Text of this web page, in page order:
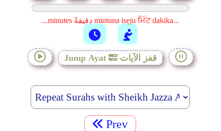
...minutes دقيقةً mintuna isẹju ਮਿੰਟ dakika...
Jump Ayat قفز الآيات
Prev